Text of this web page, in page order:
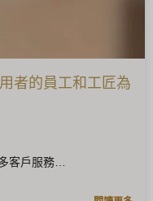
者的員工和工匠為
客戶服務